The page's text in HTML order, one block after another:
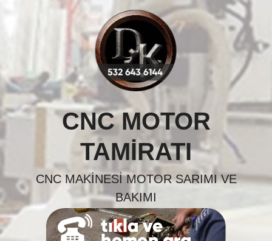
CNC MOTOR
TAMIRATI
CNC MAKINESI MOTOR SARIMI VE
BAKIMI